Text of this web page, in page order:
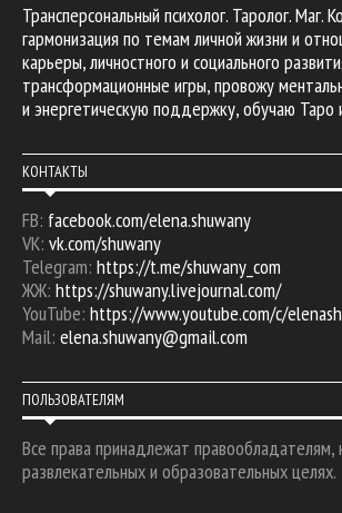
Трансперсональный психолог. Таролог. Маг.
гармонизация по темам личной жизни и
карьеры, личностного и социального
трансформационные игры, провожу
и энергетическую поддержку, обучаю Таро
КОНТАКТЫ
FB: facebook.com/elena.shuwany
VK: vk.com/shuwany
Telegram: https://t.me/shuwany_com
ЖЖ: https://shuwany.livejournal.com/
YouTube: https://www.youtube.com/c/
Mail: elena.shuwany@gmail.com
ПОЛЬЗОВАТЕЛЯМ
Все права принадлежат правообладателям,
развлекательных и образовательных целях.